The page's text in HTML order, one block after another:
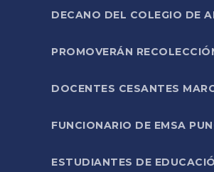
DECANO DEL COLEGIO DE
PROMOVERÁN
DOCENTES CESANTES
FUNCIONARIO DE EMSA
ESTUDIANTES DE